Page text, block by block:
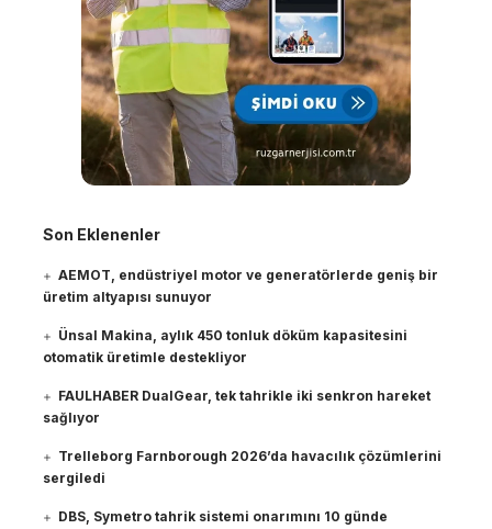
Son Eklenenler
AEMOT, endüstriyel motor ve generatörlerde geniş bir
üretim altyapısı sunuyor
Ünsal Makina, aylık 450 tonluk döküm kapasitesini
otomatik üretimle destekliyor
FAULHABER DualGear, tek tahrikle iki senkron hareket
sağlıyor
Trelleborg Farnborough 2026’da havacılık çözümlerini
sergiledi
DBS, Symetro tahrik sistemi onarımını 10 günde